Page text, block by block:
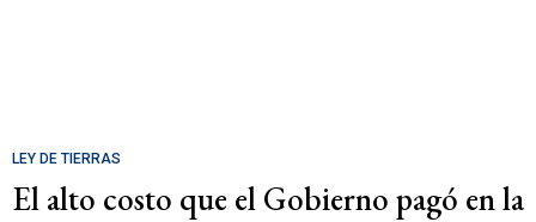
LEY DE TIERRAS
El alto costo que el Gobierno pagó en la